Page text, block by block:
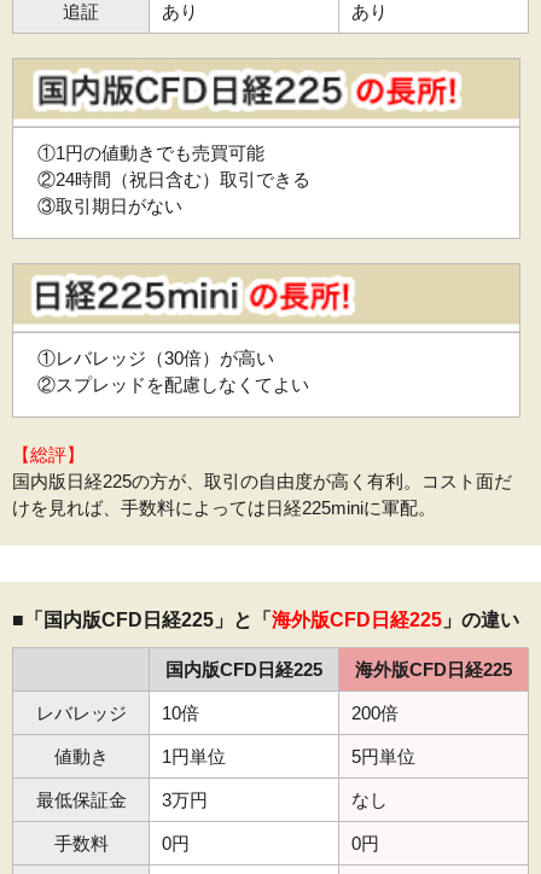
追証 あり あり
①1円の値動きでも売買可能
②24時間（祝日含む）取引できる
③取引期日がない
①レバレッジ（30倍）が高い
②スプレッドを配慮しなくてよい
【総評】
国内版日経225の方が、取引の自由度が高く有利。コスト面だ
けを見れば、手数料によっては日経225miniに軍配。
■「国内版CFD日経225」と「 海外版CFD日経225 」の違い
国内版CFD日経225 海外版CFD日経225
レバレッジ 10倍 200倍
値動き 1円単位 5円単位
最低保証金 3万円 なし
手数料 0円 0円